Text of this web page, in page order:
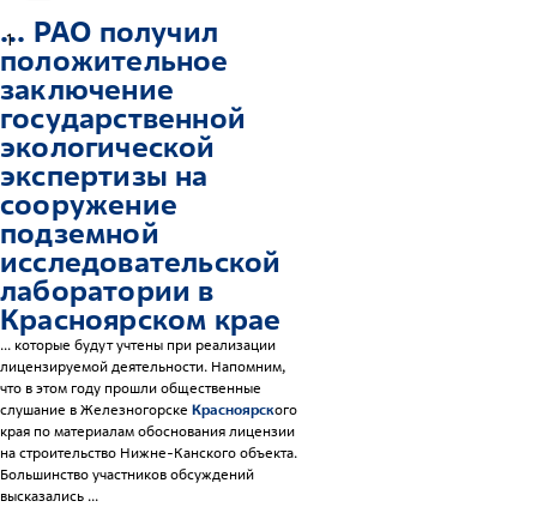
1
... РАО получил
положительное
заключение
государственной
экологической
экспертизы на
сооружение
подземной
исследовательской
лаборатории в
Красноярском крае
... которые будут учтены при реализации
лицензируемой деятельности. Напомним,
что в этом году прошли общественные
слушание в Железногорске Красноярского
края по материалам обоснования лицензии
на строительство Нижне-Канского объекта.
Большинство участников обсуждений
высказались ...